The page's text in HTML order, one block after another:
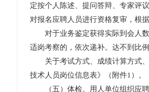
定按个人陈述、提问答辩、专家评
对报名应聘人员进行资格复审，根
对于业务鉴定获得实际到会人数
适岗考察的，依次递补。达不到比
关于考试方式、成绩计算方式、
技术人员岗位信息表》（附件1）。
（五）体检。用人单位组织应聘